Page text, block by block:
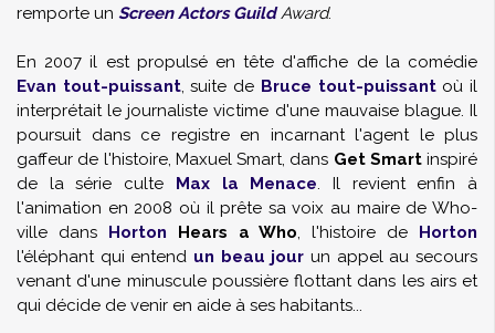
remporte un Screen Actors GuildAward.
En 2007 il est propulsé en tête d'affiche de la comédie
Evan tout-puissant, suite de Bruce tout-puissantoù il
interprétait le journaliste victime d'une mauvaise blague. Il
poursuit dans ce registre en incarnant l'agent le plus
gaffeur de l'histoire, Maxuel Smart, dans Get Smartinspiré
de la série culte Max la Menace. Il revient enfin à
l'animation en 2008 où il prête sa voix au maire de Who-
ville dans Horton Hears a Who, l'histoire de Horton
l'éléphant qui entend un beau jour un appel au secours
venant d'une minuscule poussière flottant dans les airs et
qui décide de venir en aide à ses habitants...